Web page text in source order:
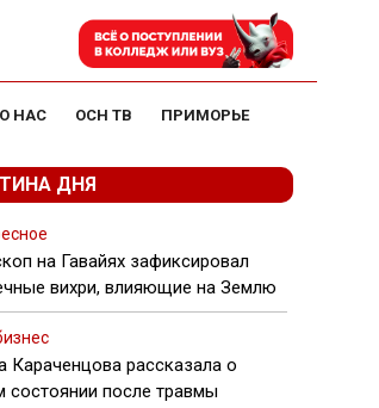
О НАС ОСН ТВ ПРИМОРЬЕ
ДНЯ
на Гавайях зафиксировал
вихри, влияющие на Землю
Караченцова рассказала о
состоянии после травмы